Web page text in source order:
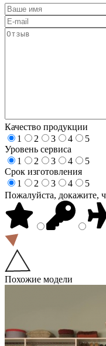
Качество продукции
1
2 3 4
5
Уровень сервиса
1
2 3 4
5
Срок изготовления
1
2 3 4
5
Пожалуйста, докажите,
Похожие модели